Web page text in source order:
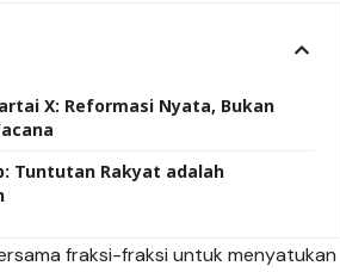
X: Reformasi Nyata, Bukan
Tuntutan Rakyat adalah
fraksi-fraksi untuk menyatukan